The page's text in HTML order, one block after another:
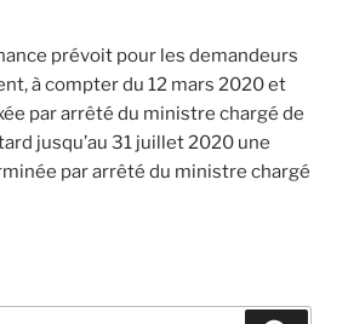
prévoit pour les demandeurs
à compter du 12 mars 2020 et
par arrêté du ministre chargé de
jusqu’au 31 juillet 2020 une
par arrêté du ministre chargé